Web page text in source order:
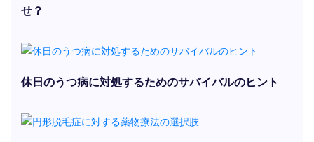
せ？
休日のうつ病に対処するためのサバイバルのヒント